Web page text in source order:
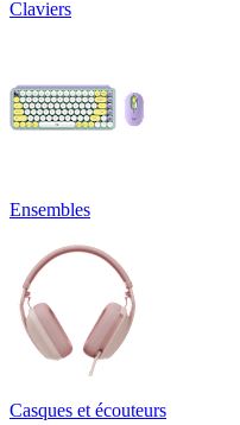
Claviers
Ensembles
Casques et écouteurs